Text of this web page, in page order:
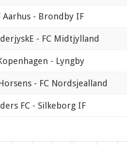
Aarhus - Brondby IF
- FC Midtjylland
- Lyngby
- FC Nordsjealland
FC - Silkeborg IF